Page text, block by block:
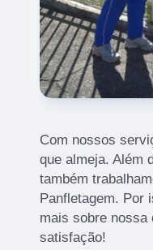
Com nossos
que almeja. Além
também
Panfletagem. Por
mais sobre nossa
satisfação!